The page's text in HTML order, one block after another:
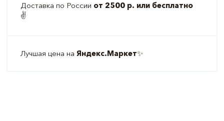
Доставка по России от 2500 р. или бесплатно
✌️
Лучшая цена на Яндекс.Маркет✨